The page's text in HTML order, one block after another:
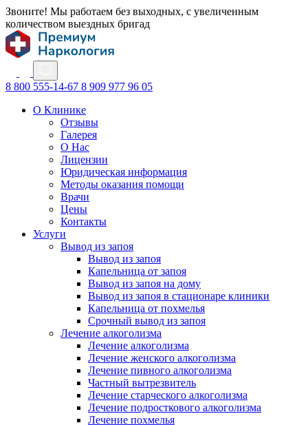
Звоните! Мы работаем без выходных, с увеличенным
количеством выездных бригад
8 800 555-14-67 8 909 977 96 05
О Клинике
Отзывы
Галерея
О Нас
Лицензии
Юридическая информация
Методы оказания помощи
Врачи
Цены
Контакты
Услуги
Вывод из запоя
Вывод из запоя
Капельница от запоя
Вывод из запоя на дому
Вывод из запоя в стационаре клиники
Капельница от похмелья
Срочный вывод из запоя
Лечение алкоголизма
Лечение алкоголизма
Лечение женского алкоголизма
Лечение пивного алкоголизма
Частный вытрезвитель
Лечение старческого алкоголизма
Лечение подросткового алкоголизма
Лечение похмелья